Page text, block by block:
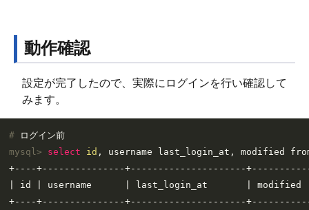
動作確認
設定が完了したので、実際にログインを行い確認して
みます。
#
ログイン前
mysql> select id , username last_login_at, modified
+----+---------------+---------------------
| id | username      | last_login_at       |
+----+---------------+---------------------